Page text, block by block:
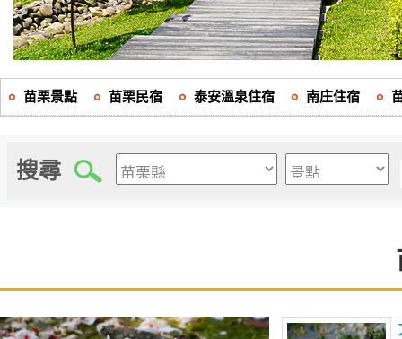
苗栗景點 苗栗民宿 泰安溫泉住宿 南庄住宿
搜尋